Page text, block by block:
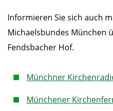
Informieren Sie sich auch
Michaelsbundes München
Fendsbacher Hof.
Münchner
Münchener